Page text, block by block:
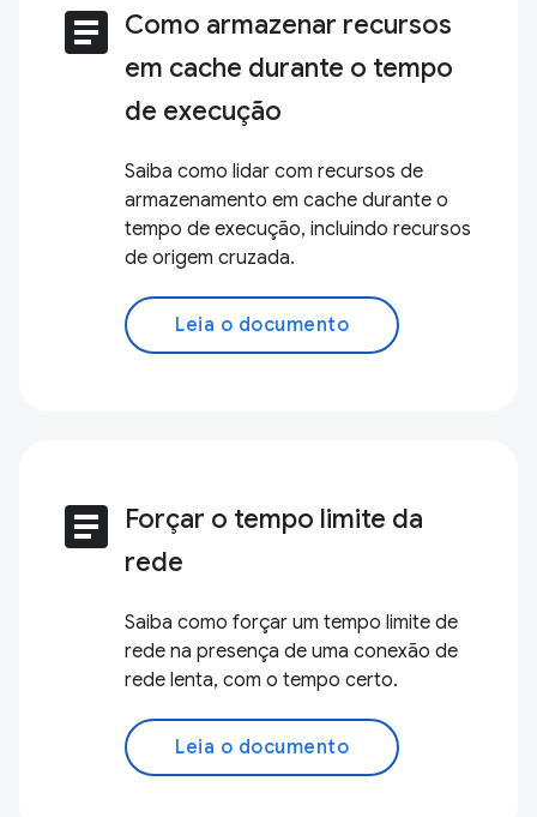
article Como armazenar recursos
em cache durante o tempo
de execução
Saiba como lidar com recursos de
armazenamento em cache durante o
tempo de execução, incluindo recursos
de origem cruzada.
Leia o documento
article Forçar o tempo limite da
rede
Saiba como forçar um tempo limite de
rede na presença de uma conexão de
rede lenta, com o tempo certo.
Leia o documento